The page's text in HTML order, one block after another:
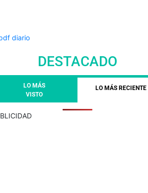
DESTACADO
LO MÁS
VISTO
LO MÁS RECIENTE